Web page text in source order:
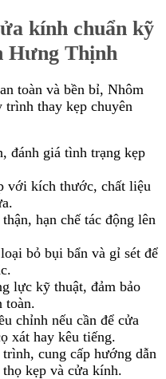
kính chuẩn kỹ
Hưng Thịnh
toàn và bền bỉ, Nhôm
thay kẹp chuyên
đánh giá tình trạng kẹp
với kích thước, chất liệu
hạn chế tác động lên
bỏ bụi bẩn và gỉ sét để
lực kỹ thuật, đảm bảo
toàn.
chỉnh nếu cần để cửa
xát hay kêu tiếng.
cung cấp hướng dẫn
kẹp và cửa kính.